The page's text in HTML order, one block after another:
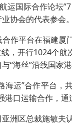
国际合作论坛
协会的代表参会
平台在福建厦
，开行1024个
“海丝”沿线国家
运”合作平台，
口运输合作，
区总裁施敏夫